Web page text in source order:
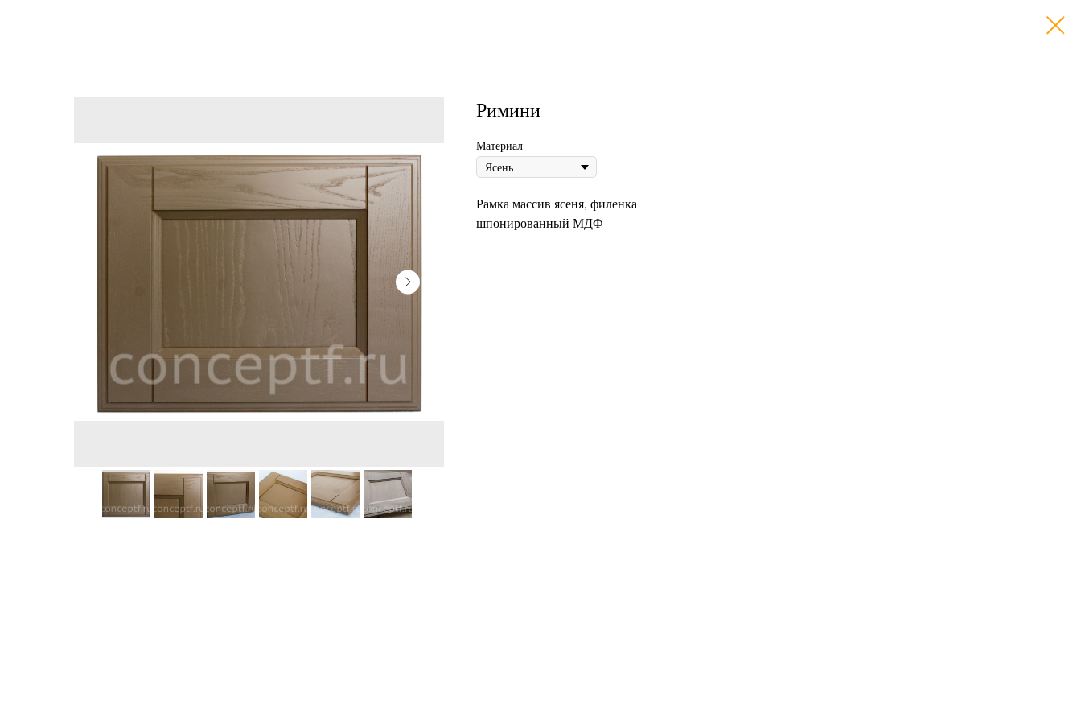
Римини
Материал
Рамка массив ясеня, филенка
шпонированный МДФ